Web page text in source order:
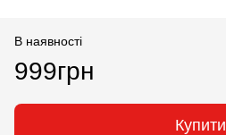
В наявності
999грн
Купити